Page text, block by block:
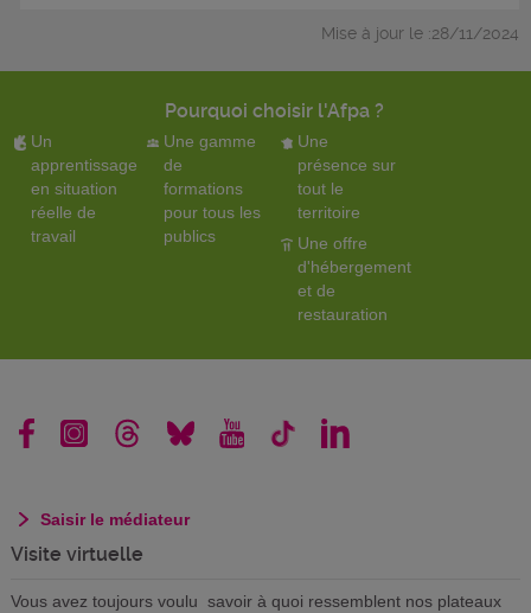
Mise à jour le :28/11/2024
Pourquoi choisir l'Afpa ?
Un
apprentissage
en situation
réelle de
travail
Une gamme
de
formations
pour tous les
publics
Une
présence sur
tout le
territoire
Une offre
d'hébergement
et de
restauration
Saisir le médiateur
Visite virtuelle
Vous avez toujours voulu savoir à quoi ressemblent nos plateaux